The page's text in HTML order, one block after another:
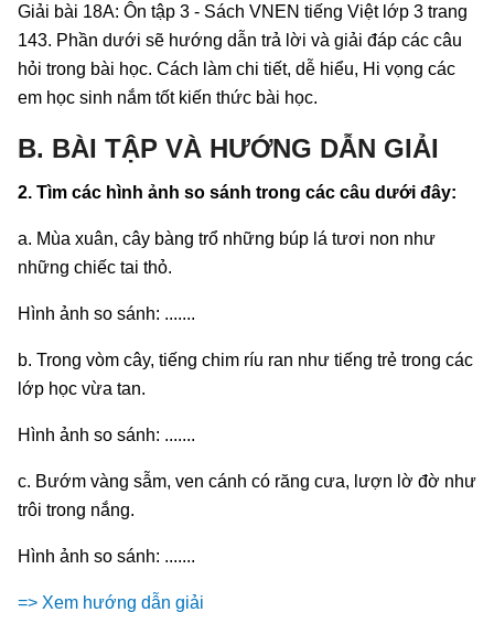
Giải bài 18A: Ôn tập 3 - Sách VNEN tiếng Việt lớp 3 trang
143. Phần dưới sẽ hướng dẫn trả lời và giải đáp các câu
hỏi trong bài học. Cách làm chi tiết, dễ hiểu, Hi vọng các
em học sinh nắm tốt kiến thức bài học.
B. BÀI TẬP VÀ HƯỚNG DẪN GIẢI
2. Tìm các hình ảnh so sánh trong các câu dưới đây:
a. Mùa xuân, cây bàng trổ những búp lá tươi non như
những chiếc tai thỏ.
Hình ảnh so sánh: .......
b. Trong vòm cây, tiếng chim ríu ran như tiếng trẻ trong các
lớp học vừa tan.
Hình ảnh so sánh: .......
c. Bướm vàng sẫm, ven cánh có răng cưa, lượn lờ đờ như
trôi trong nắng.
Hình ảnh so sánh: .......
=> Xem hướng dẫn giải